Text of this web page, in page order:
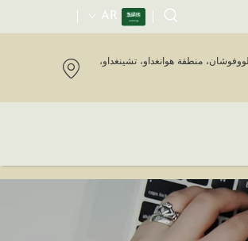
AR
٢، رقم ٢٢٨ شارع لووفوشان، منطقة هوانغداو، تشينغداو،